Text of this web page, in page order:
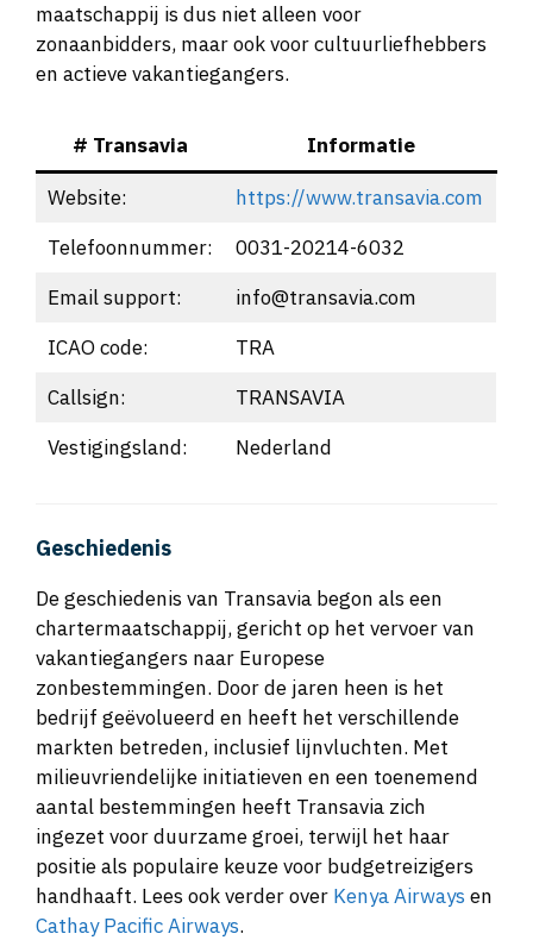
maatschappij is dus niet alleen voor
zonaanbidders, maar ook voor cultuurliefhebbers
en actieve vakantiegangers.
# Transavia
Informatie
Website:
https://www.transavia.com
Telefoonnummer:
0031-20214-6032
Email support:
info@transavia.com
ICAO code:
TRA
Callsign:
TRANSAVIA
Vestigingsland:
Nederland
Geschiedenis
De geschiedenis van Transavia begon als een
chartermaatschappij, gericht op het vervoer van
vakantiegangers naar Europese
zonbestemmingen. Door de jaren heen is het
bedrijf geëvolueerd en heeft het verschillende
markten betreden, inclusief lijnvluchten. Met
milieuvriendelijke initiatieven en een toenemend
aantal bestemmingen heeft Transavia zich
ingezet voor duurzame groei, terwijl het haar
positie als populaire keuze voor budgetreizigers
handhaaft. Lees ook verder over Kenya Airways en
Cathay Pacific Airways.